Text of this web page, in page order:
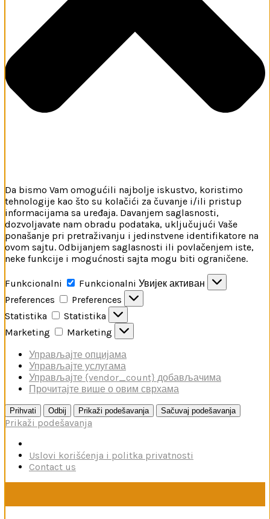
Da bismo Vam omogućili najbolje iskustvo, koristimo
tehnologije kao što su kolačići za čuvanje i/ili pristup
informacijama sa uređaja. Davanjem saglasnosti,
dozvoljavate nam obradu podataka, uključujući Vaše
ponašanje pri pretraživanju i jedinstvene identifikatore na
ovom sajtu. Odbijanjem saglasnosti ili povlačenjem iste,
neke funkcije i mogućnosti sajta mogu biti ograničene.
Funkcionalni Funkcionalni Увијек активан
Preferences
Preferences
Statistika
Statistika
Marketing
Marketing
Управљајте опцијама
Управљајте услугама
Управљајте {vendor_count} добављачима
Прочитајте више о овим сврхама
Prihvati Odbij Prikaži podešavanja Sačuvaj podešavanja
Prikaži podešavanja
Uslovi korišćenja i politka privatnosti
Contact us